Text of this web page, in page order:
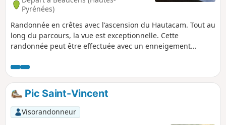
Pyrénées)
Randonnée en crêtes avec l'ascension du Hautacam. Tout au
long du parcours, la vue est exceptionnelle. Cette
randonnée peut être effectuée avec un enneigement
sens de l’orientation et de la trace gpx.
Pic Saint-Vincent
Visorandonneur